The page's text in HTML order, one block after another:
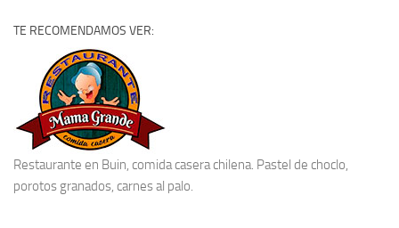
TE RECOMENDAMOS VER:
Restaurante en Buin, comida casera chilena. Pastel de choclo,
porotos granados, carnes al palo.